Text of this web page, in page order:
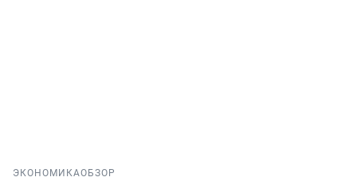
ЭКОНОМИКАОБЗОР